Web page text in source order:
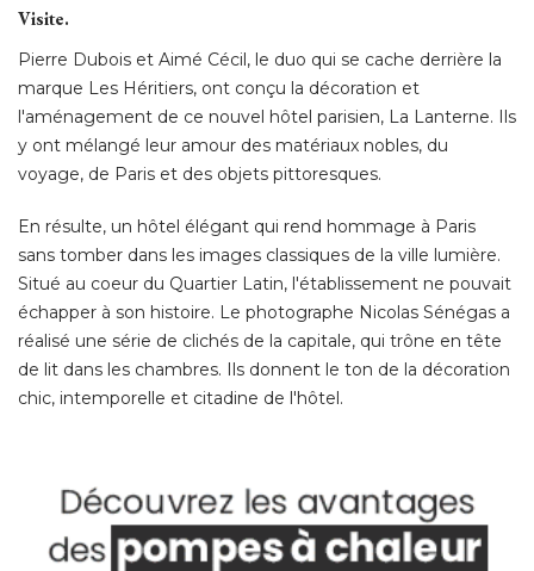
Visite.
Pierre Dubois et Aimé Cécil, le duo qui se cache derrière la
marque Les Héritiers, ont conçu la décoration et
l'aménagement de ce nouvel hôtel parisien, La Lanterne. Ils
y ont mélangé leur amour des matériaux nobles, du
voyage, de Paris et des objets pittoresques.
En résulte, un hôtel élégant qui rend hommage à Paris
sans tomber dans les images classiques de la ville lumière.
Situé au coeur du Quartier Latin, l'établissement ne pouvait
échapper à son histoire. Le photographe Nicolas Sénégas a
réalisé une série de clichés de la capitale, qui trône en tête
de lit dans les chambres. Ils donnent le ton de la décoration
chic, intemporelle et citadine de l'hôtel.